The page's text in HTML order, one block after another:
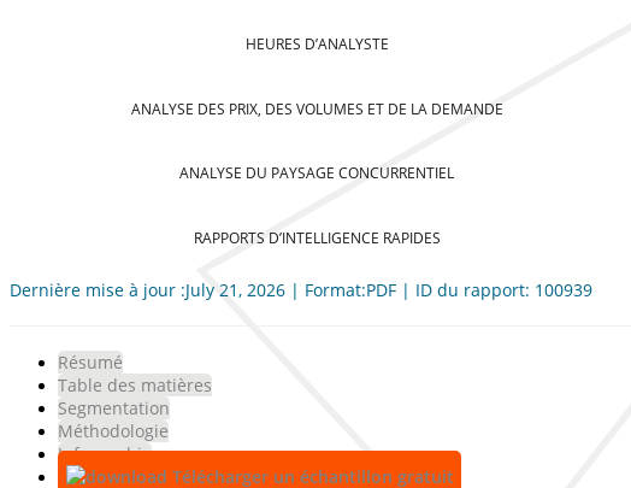
HEURES D’ANALYSTE
ANALYSE DES PRIX, DES VOLUMES ET DE LA DEMANDE
ANALYSE DU PAYSAGE CONCURRENTIEL
RAPPORTS D’INTELLIGENCE RAPIDES
Dernière mise à jour :July 21, 2026 | Format:PDF | ID du rapport: 100939
Résumé
Table des matières
Segmentation
Méthodologie
Infographie
Télécharger un échantillon gratuit